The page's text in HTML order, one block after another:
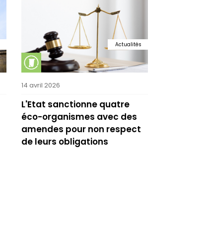
Actualités
14 avril 2026
L'Etat sanctionne quatre
éco-organismes avec des
amendes pour non respect
de leurs obligations